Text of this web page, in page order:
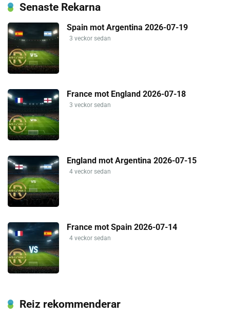
Senaste Rekarna
Spain mot Argentina 2026-07-19
3 veckor sedan
France mot England 2026-07-18
3 veckor sedan
England mot Argentina 2026-07-15
4 veckor sedan
France mot Spain 2026-07-14
4 veckor sedan
Reiz rekommenderar